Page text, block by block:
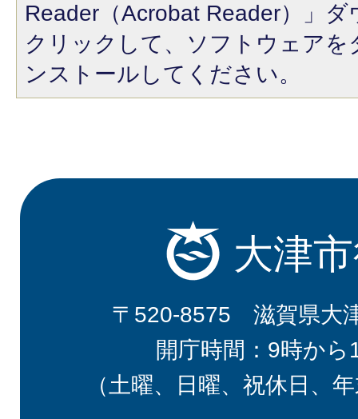
Reader（Acrobat Reader）」
クリックして、ソフトウェア
ンストールしてください。
大津
〒520-8575 滋賀県大
開庁時間：9時から
（土曜、日曜、祝休日、